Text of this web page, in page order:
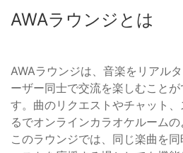
AWAラウンジとは
AWAラウンジは、音楽をリアル
ーザー同士で交流を楽しむこと
す。曲のリクエストやチャット
るでオンラインカラオケルームの
このラウンジでは、同じ楽曲を